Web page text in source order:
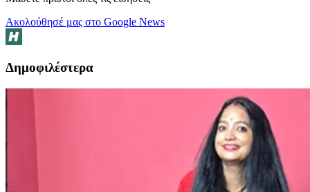
Ακολούθησέ μας στο Google News
Δημοφιλέστερα